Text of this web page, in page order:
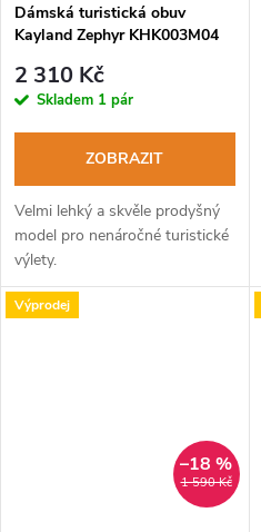
Dámská turistická obuv
Kayland Zephyr KHK003M04
2 310 Kč
Skladem 1 pár
ZOBRAZIT
Velmi lehký a skvěle prodyšný
model pro nenáročné turistické
výlety.
Výprodej
1 590 Kč
–18 %